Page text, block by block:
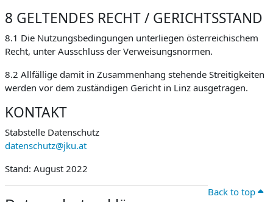
8 GELTENDES RECHT / GERICHTSSTAND
8.1 Die Nutzungsbedingungen unterliegen österreichischem
Recht, unter Ausschluss der Verweisungsnormen.
8.2 Allfällige damit in Zusammenhang stehende Streitigkeiten
werden vor dem zuständigen Gericht in Linz ausgetragen.
KONTAKT
Stabstelle Datenschutz
datenschutz@jku.at
Stand: August 2022
Back to top